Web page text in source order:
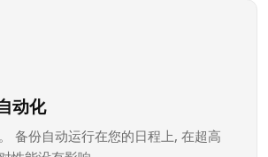
动化
备份自动运行在您的日程上, 在超高